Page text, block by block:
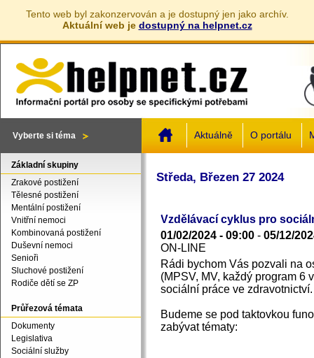
Tento web byl zakonzervován a je dostupný jen jako archív.
Aktuální web je dostupný na helpnet.cz
Vyberte si téma Aktuálně O portálu
Středa, Březen 27 2024
Vzdělávací cyklus pro
01/02/2024 - 09:00 - 05/12/
ON-LINE
Rádi bychom Vás pozvali na
(MPSV, MV, každý program 6
sociální práce ve zdravotnictví.
Budeme se pod taktovkou
zabývat tématy:
Základní skupiny
Zrakové postižení
Tělesné postižení
Mentální postižení
Vnitřní nemoci
Kombinovaná postižení
Duševní nemoci
Senioři
Sluchové postižení
Rodiče dětí se ZP
Průřezová témata
Dokumenty
Legislativa
Sociální služby